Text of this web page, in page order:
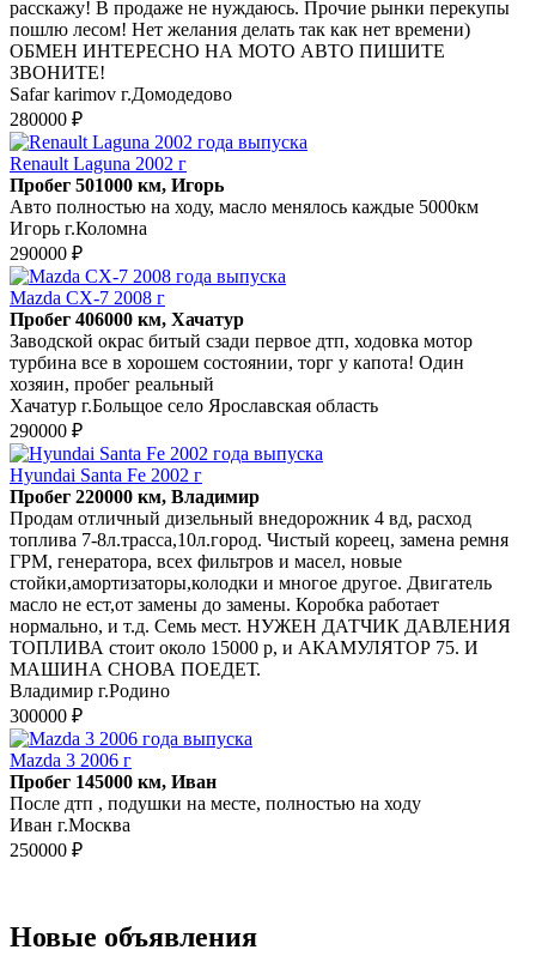
расскажу! В продаже не нуждаюсь. Прочие рынки перекупы
пошлю лесом! Нет желания делать так как нет времени)
ОБМЕН ИНТЕРЕСНО НА МОТО АВТО ПИШИТЕ
ЗВОНИТЕ!
Safar karimov г.Домодедово
280000 ₽
Renault Laguna 2002 г
Пробег 501000 км, Игорь
Авто полностью на ходу, масло менялось каждые 5000км
Игорь г.Коломна
290000 ₽
Mazda CX-7 2008 г
Пробег 406000 км, Хачатур
Заводской окрас битый сзади первое дтп, ходовка мотор
турбина все в хорошем состоянии, торг у капота! Один
хозяин, пробег реальный
Хачатур г.Больщое село Ярославская область
290000 ₽
Hyundai Santa Fe 2002 г
Пробег 220000 км, Владимир
Продам отличный дизельный внедорожник 4 вд, расход
топлива 7-8л.трасса,10л.город. Чистый кореец, замена ремня
ГРМ, генератора, всех фильтров и масел, новые
стойки,амортизаторы,колодки и многое другое. Двигатель
масло не ест,от замены до замены. Коробка работает
нормально, и т.д. Семь мест. НУЖЕН ДАТЧИК ДАВЛЕНИЯ
ТОПЛИВА стоит около 15000 р, и АКАМУЛЯТОР 75. И
МАШИНА СНОВА ПОЕДЕТ.
Владимир г.Родино
300000 ₽
Mazda 3 2006 г
Пробег 145000 км, Иван
После дтп , подушки на месте, полностью на ходу
Иван г.Москва
250000 ₽
Новые объявления